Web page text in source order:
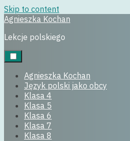
Skip to content
Agnieszka Kochan
Lekcje polskiego
Agnieszka Kochan
Język polski jako obcy
Klasa 4
Klasa 5
Klasa 6
Klasa 7
Klasa 8
klasa4